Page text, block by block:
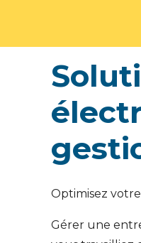
Optimisez
Gérer une